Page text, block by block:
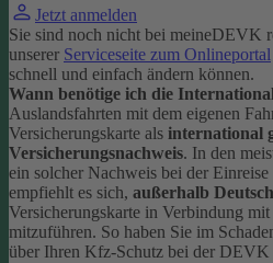
Jetzt anmelden
Sie sind noch nicht bei meineDEVK
unserer Serviceseite zum Onlineportal
schnell und einfach ändern können.
Wann benötige ich die
Auslandsfahrten mit dem eigenen
Versicherungskarte als international
Versicherungsnachweis. In den
ein solcher Nachweis bei der
empfiehlt es sich, außerhalb
Versicherungskarte in Verbindung
mitzuführen. So haben Sie im
über Ihren Kfz-Schutz bei der